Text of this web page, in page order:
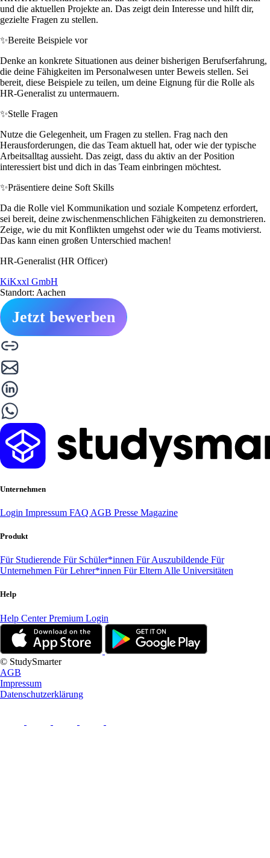
und die aktuellen Projekte an. Das zeigt dein Interesse und hilft dir,
gezielte Fragen zu stellen.
✨Bereite Beispiele vor
Denke an konkrete Situationen aus deiner bisherigen Berufserfahrung,
die deine Fähigkeiten im Personalwesen unter Beweis stellen. Sei
bereit, diese Beispiele zu teilen, um deine Eignung für die Rolle als
HR-Generalist zu untermauern.
✨Stelle Fragen
Nutze die Gelegenheit, um Fragen zu stellen. Frag nach den
Herausforderungen, die das Team aktuell hat, oder wie der typische
Arbeitsalltag aussieht. Das zeigt, dass du aktiv an der Position
interessiert bist und dich in das Team einbringen möchtest.
✨Präsentiere deine Soft Skills
Da die Rolle viel Kommunikation und soziale Kompetenz erfordert,
sei bereit, deine zwischenmenschlichen Fähigkeiten zu demonstrieren.
Zeige, wie du mit Konflikten umgehst oder wie du Teams motivierst.
Das kann einen großen Unterschied machen!
HR-Generalist (HR Officer)
KiKxxl GmbH
Standort: Aachen
Jetzt bewerben
Unternehmen
Login Impressum FAQ AGB Presse Magazine
Produkt
Für Studierende Für Schüler*innen Für Auszubildende Für
Unternehmen Für Lehrer*innen Für Eltern Alle Universitäten
Help
Help CenterPremium Login
© StudySmarter
AGB
Impressum
Datenschutzerklärung